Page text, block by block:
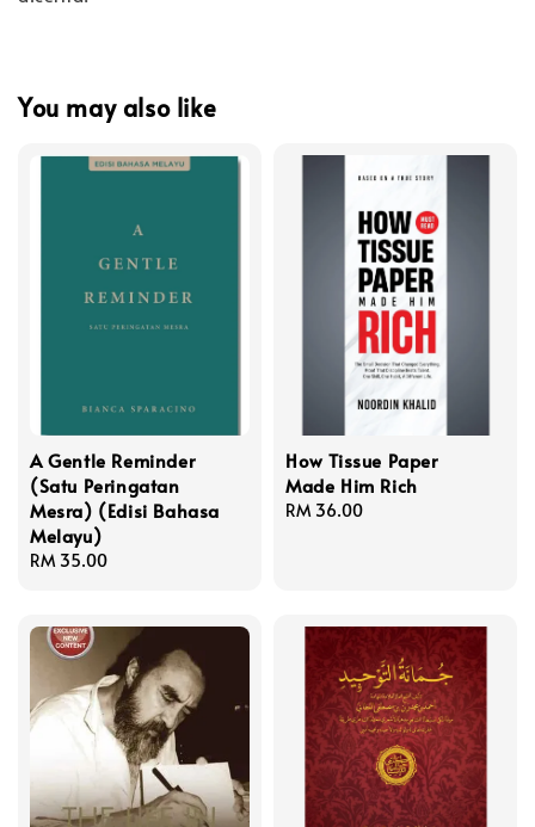
You may also like
A Gentle Reminder
(Satu Peringatan
Mesra) (Edisi Bahasa
Melayu)
Regular
RM 35.00
How Tissue Paper
Made Him Rich
Regular
RM 36.00